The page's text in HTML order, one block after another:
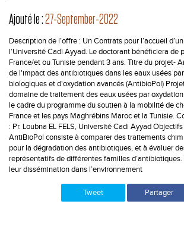
Ajouté le :27-September-2022
Description de l’offre : Un Contrats pour l’accueil
l’Université Cadi Ayyad. Le doctorant bénéficiera de
France/et ou Tunisie pendant 3 ans. Titre du projet-
de l'impact des antibiotiques dans les eaux usées
biologiques et d'oxydation avancés (AntibioPol)
domaine de traitement des eaux usées par
le cadre du programme du soutien à la mobilité de
France et les pays Maghrébins Maroc et la Tunisie.
: Pr. Loubna EL FELS, Université Cadi Ayyad
AntiBioPol consiste à comparer des traitements
pour la dégradation des antibiotiques, et à évaluer
représentatifs de différentes familles
leur dissémination dans l’environnement
Tweet Partager